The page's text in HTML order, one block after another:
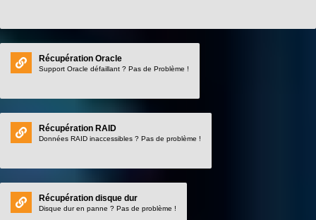
Récupération Oracle
Support Oracle défaillant ? Pas de Problème !
Récupération RAID
Données RAID inaccessibles ? Pas de problème !
Récupération disque dur
Disque dur en panne ? Pas de problème !